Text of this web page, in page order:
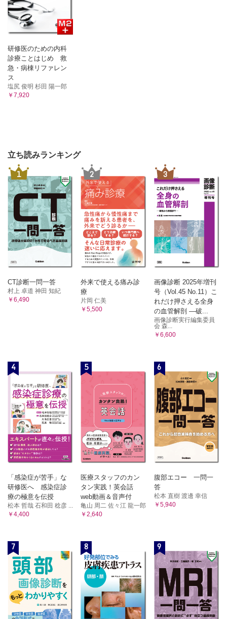
研修医のための内科
診療ことはじめ 救
急・病棟リファレン
ス
塩尻 俊明 杉田 陽一郎
￥7,920
立ち読みランキング
1
CT診断一問一答
村上 卓道 神田 知紀
￥6,490
2
外来で使える痛み診
療
片岡 仁美
￥5,500
3
画像診断 2025年増刊
号（Vol.45 No.11）こ
れだけ押さえる全身
の血管解剖 ―破...
画像診断実行編集委員
会 森...
￥6,600
4
「感染症が苦手」な
研修医へ 感染症診
療の極意を伝授
松本 哲哉 石和田 稔彦 ...
￥4,400
5
医療スタッフのカン
タン実践！英会話
web動画＆音声付
亀山 周二 佐々江 龍一郎
￥2,640
6
腹部エコー 一問一
答
松本 直樹 渡邊 幸信
￥5,940
7 8 9